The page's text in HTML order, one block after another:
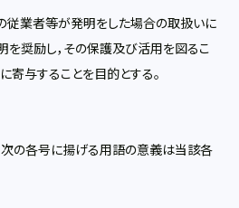
従業者等が発明をした場合の取扱いに
を奨励し，その保護及び活用を図るこ
寄与することを目的とする。
の各号に揚げる用語の意義は当該各